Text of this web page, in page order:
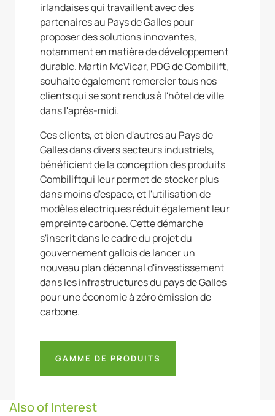
irlandaises qui travaillent avec des
partenaires au Pays de Galles pour
proposer des solutions innovantes,
notamment en matière de développement
durable. Martin McVicar, PDG de Combilift,
souhaite également remercier tous nos
clients qui se sont rendus à l'hôtel de ville
dans l'après-midi.
Ces clients, et bien d'autres au Pays de
Galles dans divers secteurs industriels,
bénéficient de la conception des produits
Combiliftqui leur permet de stocker plus
dans moins d'espace, et l'utilisation de
modèles électriques réduit également leur
empreinte carbone. Cette démarche
s'inscrit dans le cadre du projet du
gouvernement gallois de lancer un
nouveau plan décennal d'investissement
dans les infrastructures du pays de Galles
pour une économie à zéro émission de
carbone.
GAMME DE PRODUITS
Also of Interest